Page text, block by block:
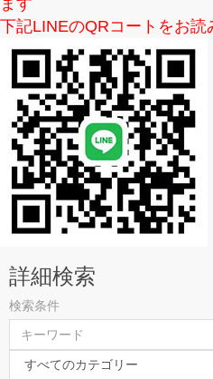
ます
下記LINEのQRコートをお読
詳細検索
検索条件